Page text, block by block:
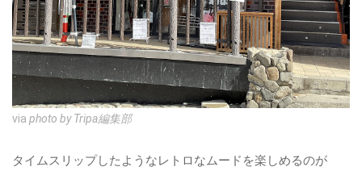
via photo by Tripa編集部
タイムスリップしたようなレトロなムードを楽しめるのが